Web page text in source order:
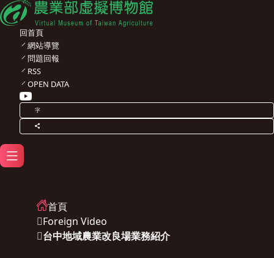
回首頁
網站導覽
問題回報
RSS
OPEN DATA
字
首頁
Foreign Video
台中地域農業改良場業務紹介